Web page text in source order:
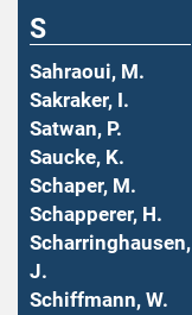
S
Sahraoui, M.
Sakraker, I.
Satwan, P.
Saucke, K.
Schaper, M.
Schapperer, H.
Scharringhausen,
J.
Schiffmann, W.